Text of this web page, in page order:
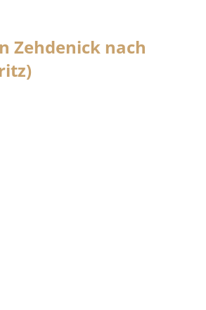
Zehdenick nach